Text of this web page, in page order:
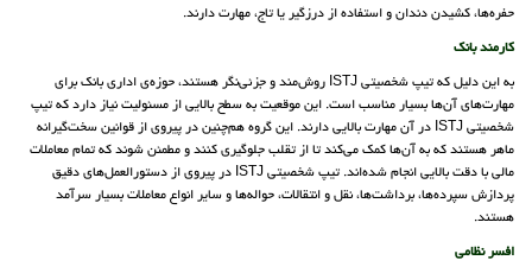
حفره‌ها، کشیدن دندان و استفاده از درزگیر یا تاج، مهارت دارند.
کارمند بانک
به این دلیل که تیپ شخصیتی ISTJ روش‌مند و جزئی‌نگر هستند، حوزه‌ی اداری بانک برای
مهارت‌های آن‌ها بسیار مناسب است. این موقعیت به سطح بالایی از مسئولیت نیاز دارد که تیپ
شخصیتی ISTJ در آن مهارت بالایی دارند. این گروه هم‌چنین در پیروی از قوانین سخت‌گیرانه
ماهر هستند که به آن‌ها کمک می‌کند تا از تقلب جلوگیری کنند و مطمئن شوند که تمام معاملات
مالی با دقت بالایی انجام شده‌اند. تیپ شخصیتی ISTJ در پیروی از دستورالعمل‌های دقیق
پردازش سپرده‌ها، برداشت‌ها، نقل و انتقالات، حواله‌ها و سایر انواع معاملات بسیار سرآمد
هستند.
افسر نظامی